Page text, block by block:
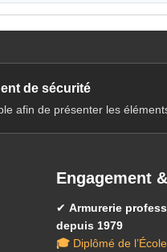
de sécurité
afin de présenter les
Engagement
✔ Armurerie
depuis 1979
🎓 Diplômé de